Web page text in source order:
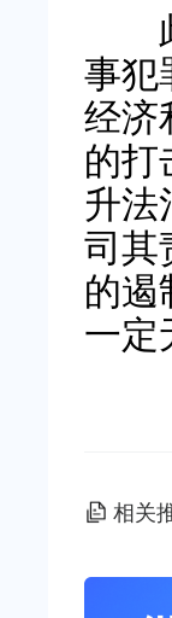
此
事犯
经济
的
升法
司其
的遏
一定
相关